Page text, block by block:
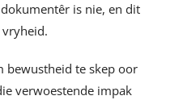
is nie, en dit
bewustheid te skep oor
verwoestende impak